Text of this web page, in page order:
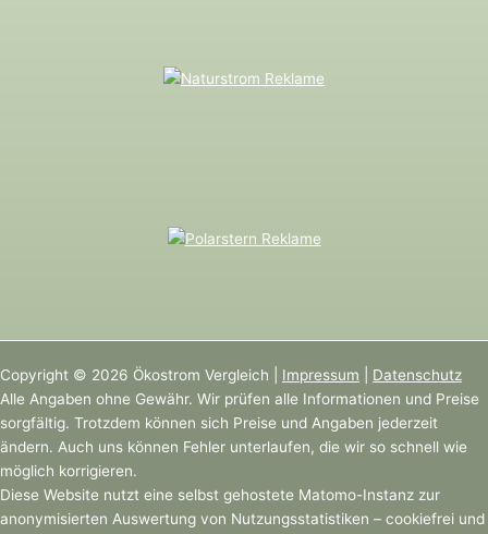
Copyright © 2026 Ökostrom Vergleich | Impressum
Datenschutz
Alle Angaben ohne Gewähr. Wir prüfen alle Informationen und Preise
sorgfältig. Trotzdem können sich Preise und Angaben jederzeit
ändern. Auch uns können Fehler unterlaufen, die wir so schnell wie
möglich korrigieren.
Diese Website nutzt eine selbst gehostete Matomo-Instanz zur
anonymisierten Auswertung von Nutzungsstatistiken – cookiefrei und